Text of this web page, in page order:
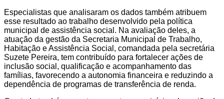
Especialistas que analisaram os dados também atribuem
esse resultado ao trabalho desenvolvido pela política
municipal de assistência social. Na avaliação deles, a
atuação da gestão da Secretaria Municipal de Trabalho,
Habitação e Assistência Social, comandada pela secretária
Suzete Pereira, tem contribuído para fortalecer ações de
inclusão social, qualificação e acompanhamento das
famílias, favorecendo a autonomia financeira e reduzindo a
dependência de programas de transferência de renda.